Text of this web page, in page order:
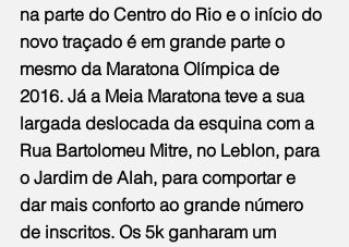
na parte do Centro do Rio e o início do
novo traçado é em grande parte o
mesmo da Maratona Olímpica de
2016. Já a Meia Maratona teve a sua
largada deslocada da esquina com a
Rua Bartolomeu Mitre, no Leblon, para
o Jardim de Alah, para comportar e
dar mais conforto ao grande número
de inscritos. Os 5k ganharam um